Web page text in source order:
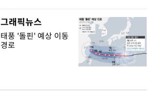
그래픽뉴스
태풍 '돌핀' 예상 이동
경로